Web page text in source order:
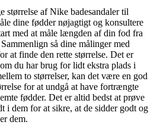
størrelse af Nike badesandaler til
dine fødder nøjagtigt og konsultere
med at måle længden af din fod fra
så dine målinger med
at finde den rette størrelse. Det er
du har brug for lidt ekstra plads i
to størrelser, kan det være en god
for at undgå at have fortrængte
fødder. Det er altid bedst at prøve
i dem for at sikre, at de sidder godt og
dem.